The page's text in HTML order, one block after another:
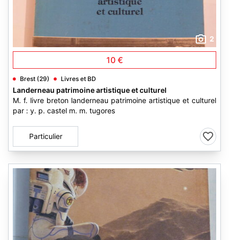
2
10 €
Brest (29) Livres et BD
Landerneau patrimoine artistique et culturel
M. f. livre breton landerneau patrimoine artistique et culturel
par : y. p. castel m. m. tugores
Particulier